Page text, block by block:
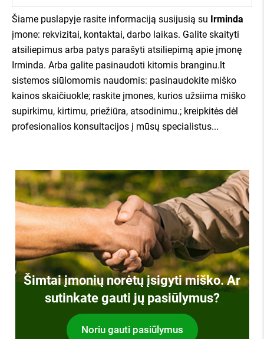
Šiame puslapyje rasite informaciją susijusią su Irminda
įmone: rekvizitai, kontaktai, darbo laikas. Galite skaityti
atsiliepimus arba patys parašyti atsiliepimą apie įmonę
Irminda. Arba galite pasinaudoti kitomis branginu.lt
sistemos siūlomomis naudomis: pasinaudokite miško
kainos skaičiuokle; raskite įmones, kurios užsiima miško
supirkimu, kirtimu, priežiūra, atsodinimu.; kreipkitės dėl
profesionalios konsultacijos į mūsų specialistus...
Šimtai įmonių norėtų įsigyti miško. Ar
sutinkate gauti jų pasiūlymus?
Noriu gauti pasiūlymus